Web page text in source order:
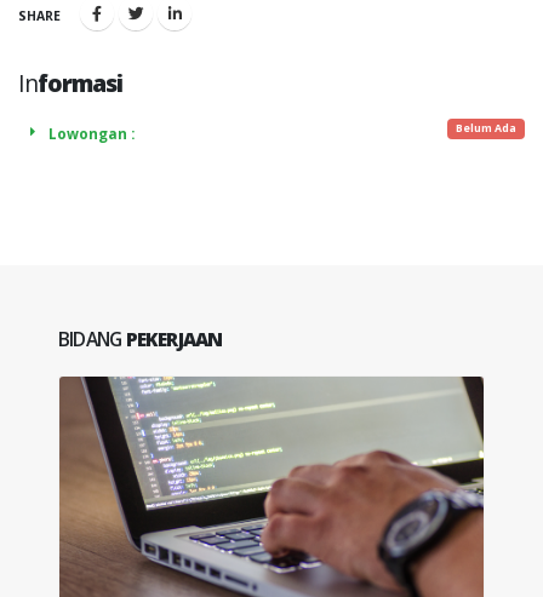
SHARE
Informasi
Lowongan : Belum Ada
BIDANG PEKERJAAN